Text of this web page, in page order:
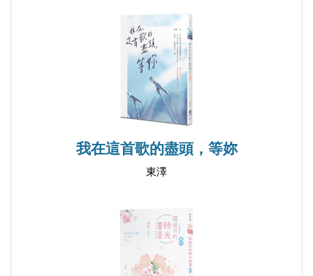
Day 20 我寧願當付出愛的人
Day 22 真愛是不求回報的
Day 26 簡單是一種幸福
Day 27 愛你，從來就不是負擔
Day 29 感謝上天讓我遇到你
Day 30 愛著你，是我此生的目的
Day 31 因為有你，即使憂愁也帶著甜蜜
我在這首歌的盡頭，等妳
東澤